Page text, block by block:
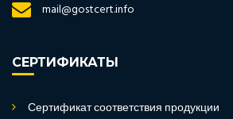
mail@gostcert.info
СЕРТИФИКАТЫ
Сертификат соответствия продукции